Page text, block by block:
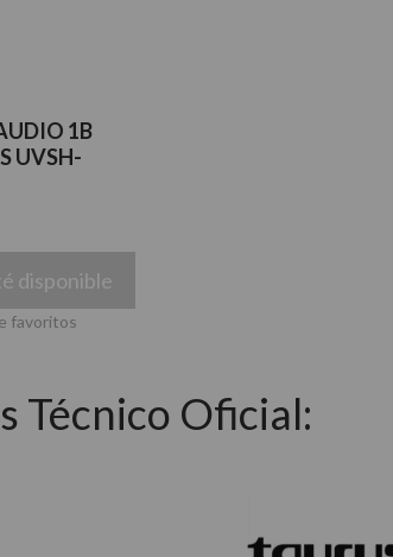
1B
UVSH-
disponible
favoritos
Técnico Oficial: